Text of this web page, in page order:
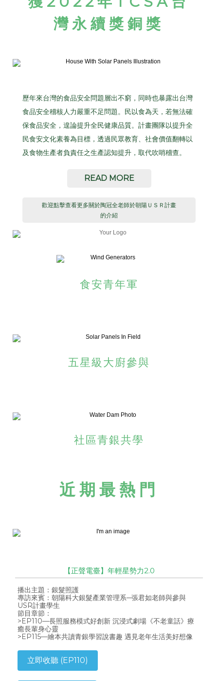
灣永續獎銅獎
歷年來台灣的食品安全問題層出不窮，同時也暴露出台灣
食品安全稽核人力嚴重不足問題。民以食為天，若無法確
保食品安全，遑論提升全民健康品質。計畫團隊以提升全
民食安文化素養為目標，透過民眾教育、社會價值翻轉以
及食物生產者負責任之生產認知提升，取代吹哨稽查。
READ MORE
歡迎點擊查看更多關於陶冠全老師於朝陽ＵＳＲ計畫
的介紹
食安青年軍
五星級大廚參與
社區青銀共學
近期最熱門
【正聲電臺】年輕星勢力2.0
播出主題：銀髮照護
專訪來賓：朝陽科大銀髮產業管理系─張君如老師與參與
USR計畫學生
節目章節：
>EP110—長照服務模式好創新 沉浸式劇場《不老童話》療
癒長輩身心靈
>EP115—繪本共讀青銀學習說書趣 遇見老年生活美好想像
立即收聽 (EP110)